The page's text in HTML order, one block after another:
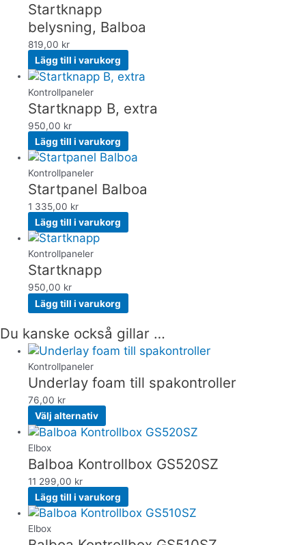
Startknapp
belysning, Balboa
819,00 kr
Lägg till i varukorg
Kontrollpaneler
Startknapp B, extra
950,00 kr
Lägg till i varukorg
Kontrollpaneler
Startpanel Balboa
1 335,00 kr
Lägg till i varukorg
Kontrollpaneler
Startknapp
950,00 kr
Lägg till i varukorg
Du kanske också gillar …
Kontrollpaneler
Underlay foam till spakontroller
76,00 kr
Välj alternativ
Elbox
Balboa Kontrollbox GS520SZ
11 299,00 kr
Lägg till i varukorg
Elbox